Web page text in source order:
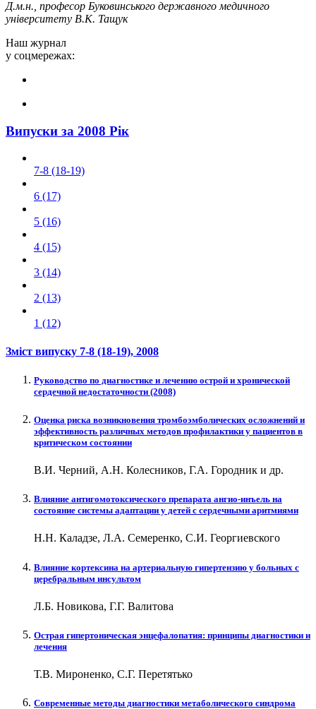
Д.м.н., професор Буковинського державного медичного
університету В.К. Тащук
Наш журнал
у соцмережах:
Випуски за 2008 Рік
7-8 (18-19)
6 (17)
5 (16)
4 (15)
3 (14)
2 (13)
1 (12)
Зміст випуску 7-8 (18-19), 2008
Руководство по диагностике и лечению острой и хронической
сердечной недостаточности (2008)
Оценка риска возникновения тромбоэмболических осложнений и
эффективность различных методов профилактики у пациентов в
критическом состоянии
В.И. Черний, А.Н. Колесников, Г.А. Городник и др.
Влияние антигомотоксического препарата ангио-инъель на
состояние системы адаптации у детей с сердечными аритмиями
Н.Н. Каладзе, Л.А. Семеренко, С.И. Георгиевского
Влияние кортексина на артериальную гипертензию у больных с
церебральным инсультом
Л.Б. Новикова, Г.Г. Валитова
Острая гипертоническая энцефалопатия: принципы диагностики и
лечения
Т.В. Мироненко, С.Г. Перетятько
Современные методы диагностики метаболического синдрома